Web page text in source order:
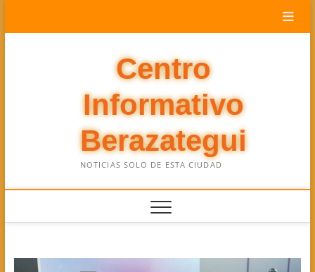
Centro
Informativo
Berazategui
NOTICIAS SOLO DE ESTA CIUDAD